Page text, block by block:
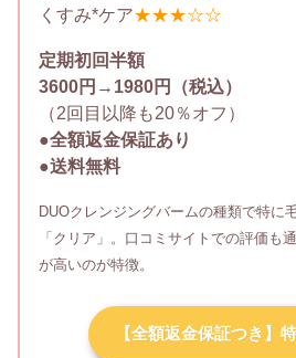
くすみ*ケア★★★☆☆
定期初回半額
3600円→1980円（税込）
（2回目以降も20％オフ）
●全額返金保証あり
●送料無料
DUOクレンジングバームの種類で特に
「クリア」。口コミサイトでの評価も
が高いのが特徴。
【全額返金保証つき】